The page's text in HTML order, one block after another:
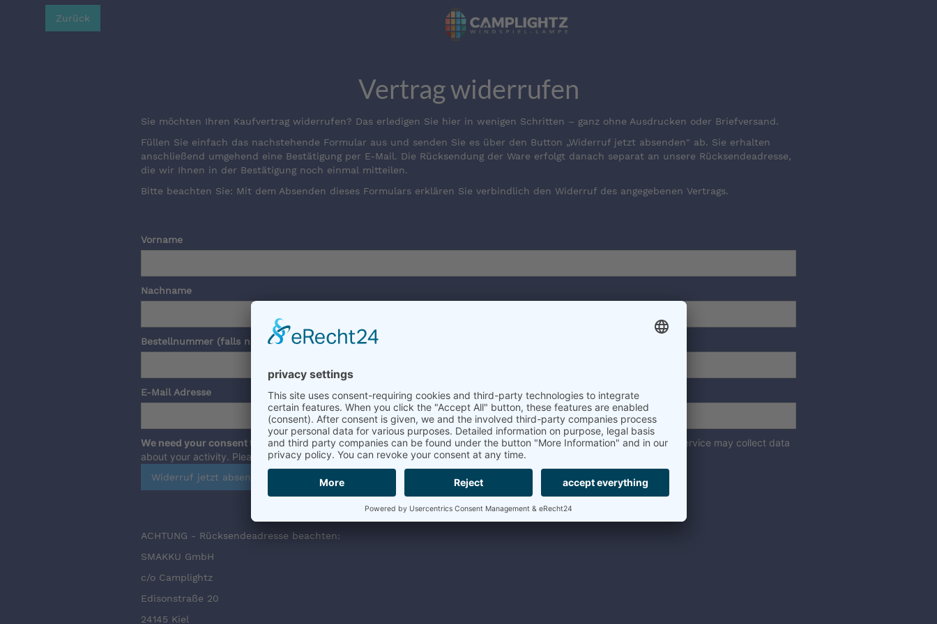
Zurück
Vertrag widerrufen
Sie möchten Ihren Kaufvertrag widerrufen? Das erledigen Sie hier in wenigen Schritten – ganz ohne Ausdrucken oder Briefversand.
Füllen Sie einfach das nachstehende Formular aus und senden Sie es über den Button „Widerruf jetzt absenden" ab. Sie erhalten
anschließend umgehend eine Bestätigung per E-Mail. Die Rücksendung der Ware erfolgt danach separat an unsere Rücksendeadresse,
die wir Ihnen in der Bestätigung noch einmal mitteilen.
Bitte beachten Sie: Mit dem Absenden dieses Formulars erklären Sie verbindlich den Widerruf des angegebenen Vertrags.
Vorname
Nachname
Bestellnummer (falls nicht vorhanden Lieferadresse)
E-Mail Adresse
We need your consent to load the reCAPTCHA service!We use reCAPTCHA to check your entered information. This service may collect data
about your activity. Please
review the detailsandacceptthe service to proceed.
ACHTUNG - Rücksendeadresse beachten:
SMAKKU GmbH
c/o Camplightz
Edisonstraße 20
24145 Kiel